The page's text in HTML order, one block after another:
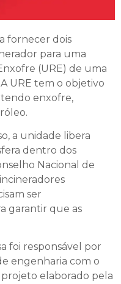
fornecer dois
para uma
(URE) de uma
URE tem o objetivo
enxofre,
a unidade libera
dentro dos
Nacional de
ser
garantir que as
foi responsável por
engenharia com o
elaborado pela